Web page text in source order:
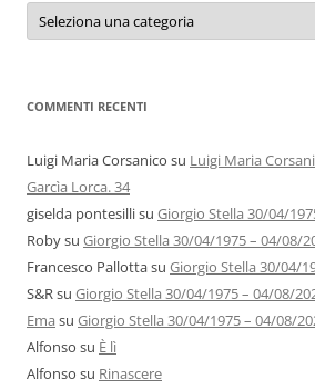
Categorie
autori
COMMENTI RECENTI
Luigi Maria Corsanico su Luigi Maria
Garcìa Lorca. 34
giselda pontesillisu Giorgio Stella 30/04/
Robysu Giorgio Stella 30/04/1975 – 04/08/
Francesco Pallottasu Giorgio Stella 30/04/
S&Rsu Giorgio Stella 30/04/1975 – 04/08/
Ema su Giorgio Stella 30/04/1975 – 04/08/
Alfonso su È lì
Alfonso su Rinascere